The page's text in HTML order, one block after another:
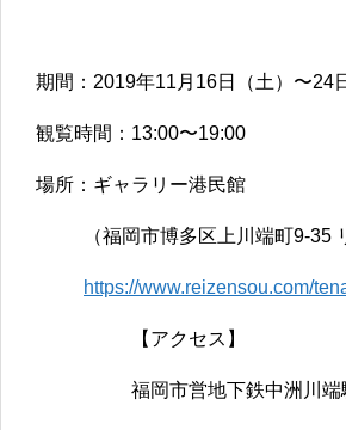
期間：2019年11月16日（土）〜
観覧時間：13:00〜19:00
場所：ギャラリー港民館
（福岡市博多区上川端町9-
https://www.reizensou.com/
【アクセス】
福岡市営地下鉄中洲川